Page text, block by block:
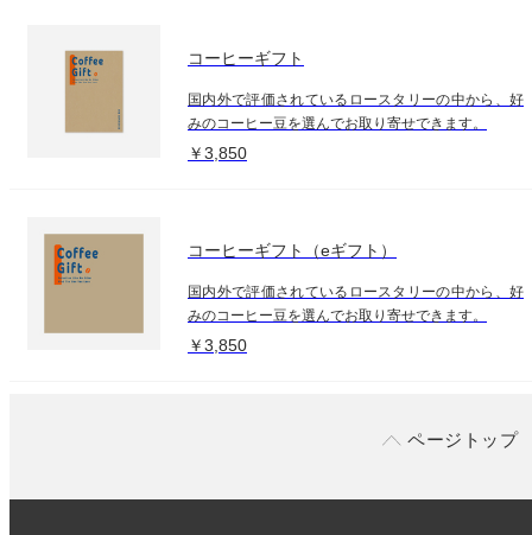
コーヒーギフト
国内外で評価されているロースタリーの中から、好
みのコーヒー豆を選んでお取り寄せできます。
￥3,850
コーヒーギフト（eギフト）
国内外で評価されているロースタリーの中から、好
みのコーヒー豆を選んでお取り寄せできます。
￥3,850
ページトップ